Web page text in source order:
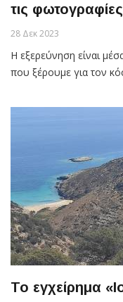
τις
28 Δεκ 2023
Η εξερεύνηση είναι
που ξέρουμε για τον
Το εγχείρημα